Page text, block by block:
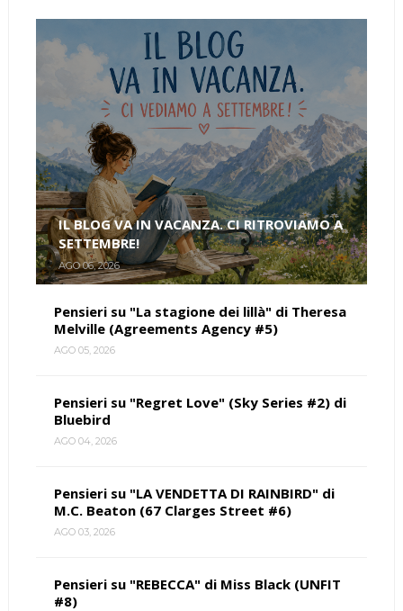
IL BLOG VA IN VACANZA. CI RITROVIAMO A
SETTEMBRE!
AGO 06, 2026
Pensieri su "La stagione dei lillà" di Theresa
Melville (Agreements Agency #5)
AGO 05, 2026
Pensieri su "Regret Love" (Sky Series #2) di
Bluebird
AGO 04, 2026
Pensieri su "LA VENDETTA DI RAINBIRD" di
M.C. Beaton (67 Clarges Street #6)
AGO 03, 2026
Pensieri su "REBECCA" di Miss Black (UNFIT
#8)